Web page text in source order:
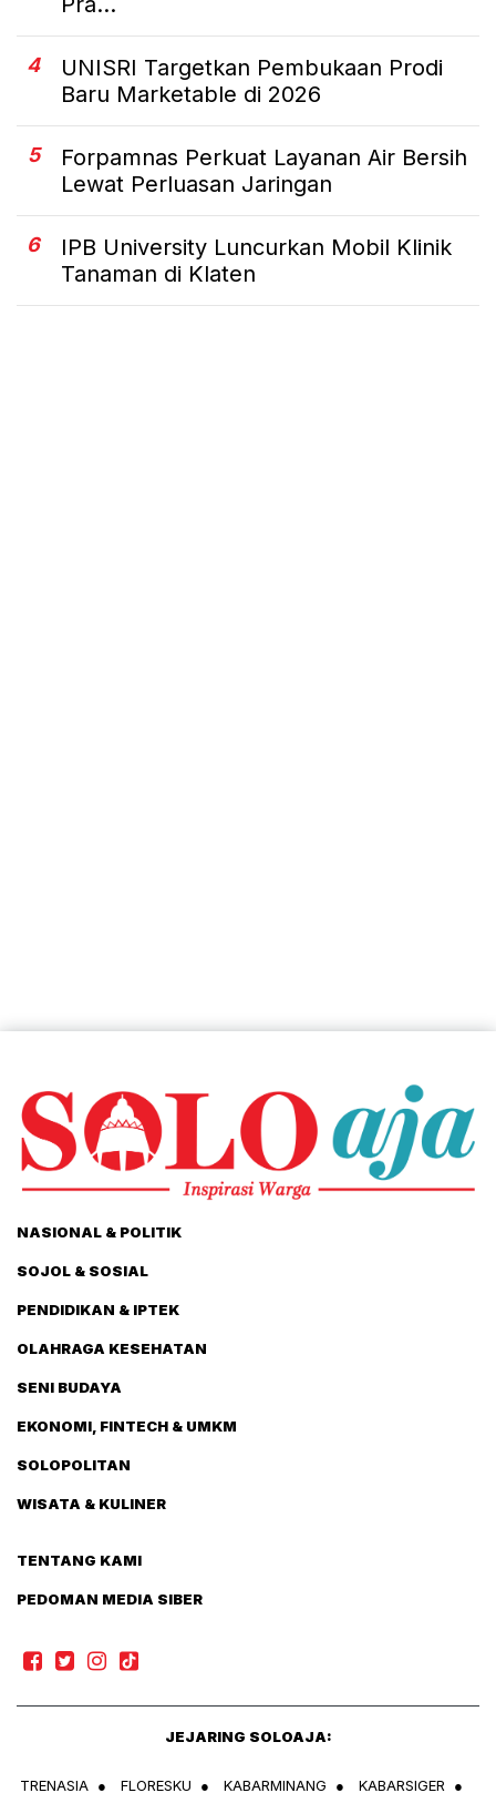
4
UNISRI Targetkan Pembukaan Prodi
Baru Marketable di 2026
5
Forpamnas Perkuat Layanan Air Bersih
Lewat Perluasan Jaringan
6
IPB University Luncurkan Mobil Klinik
Tanaman di Klaten
NASIONAL & POLITIK
SOJOL & SOSIAL
PENDIDIKAN & IPTEK
OLAHRAGA KESEHATAN
SENI BUDAYA
EKONOMI, FINTECH & UMKM
SOLOPOLITAN
WISATA & KULINER
TENTANG KAMI
PEDOMAN MEDIA SIBER
JEJARING SOLOAJA:
TRENASIA ● FLORESKU ● KABARMINANG ● KABARSIGER ●